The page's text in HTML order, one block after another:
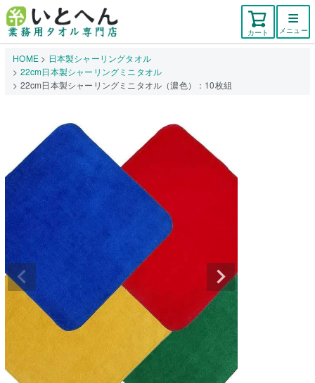
カート メニュー
HOME
日本製シャーリングタオル
22cm日本製シャーリングミニタオル
22cm日本製シャーリングミニタオル（濃色）：10枚組